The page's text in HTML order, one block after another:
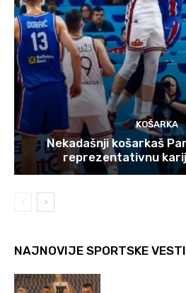
KOŠARKA
Nekadašnji košarkaš
reprezentativnu
NAJNOVIJE SPORTSKE VESTI